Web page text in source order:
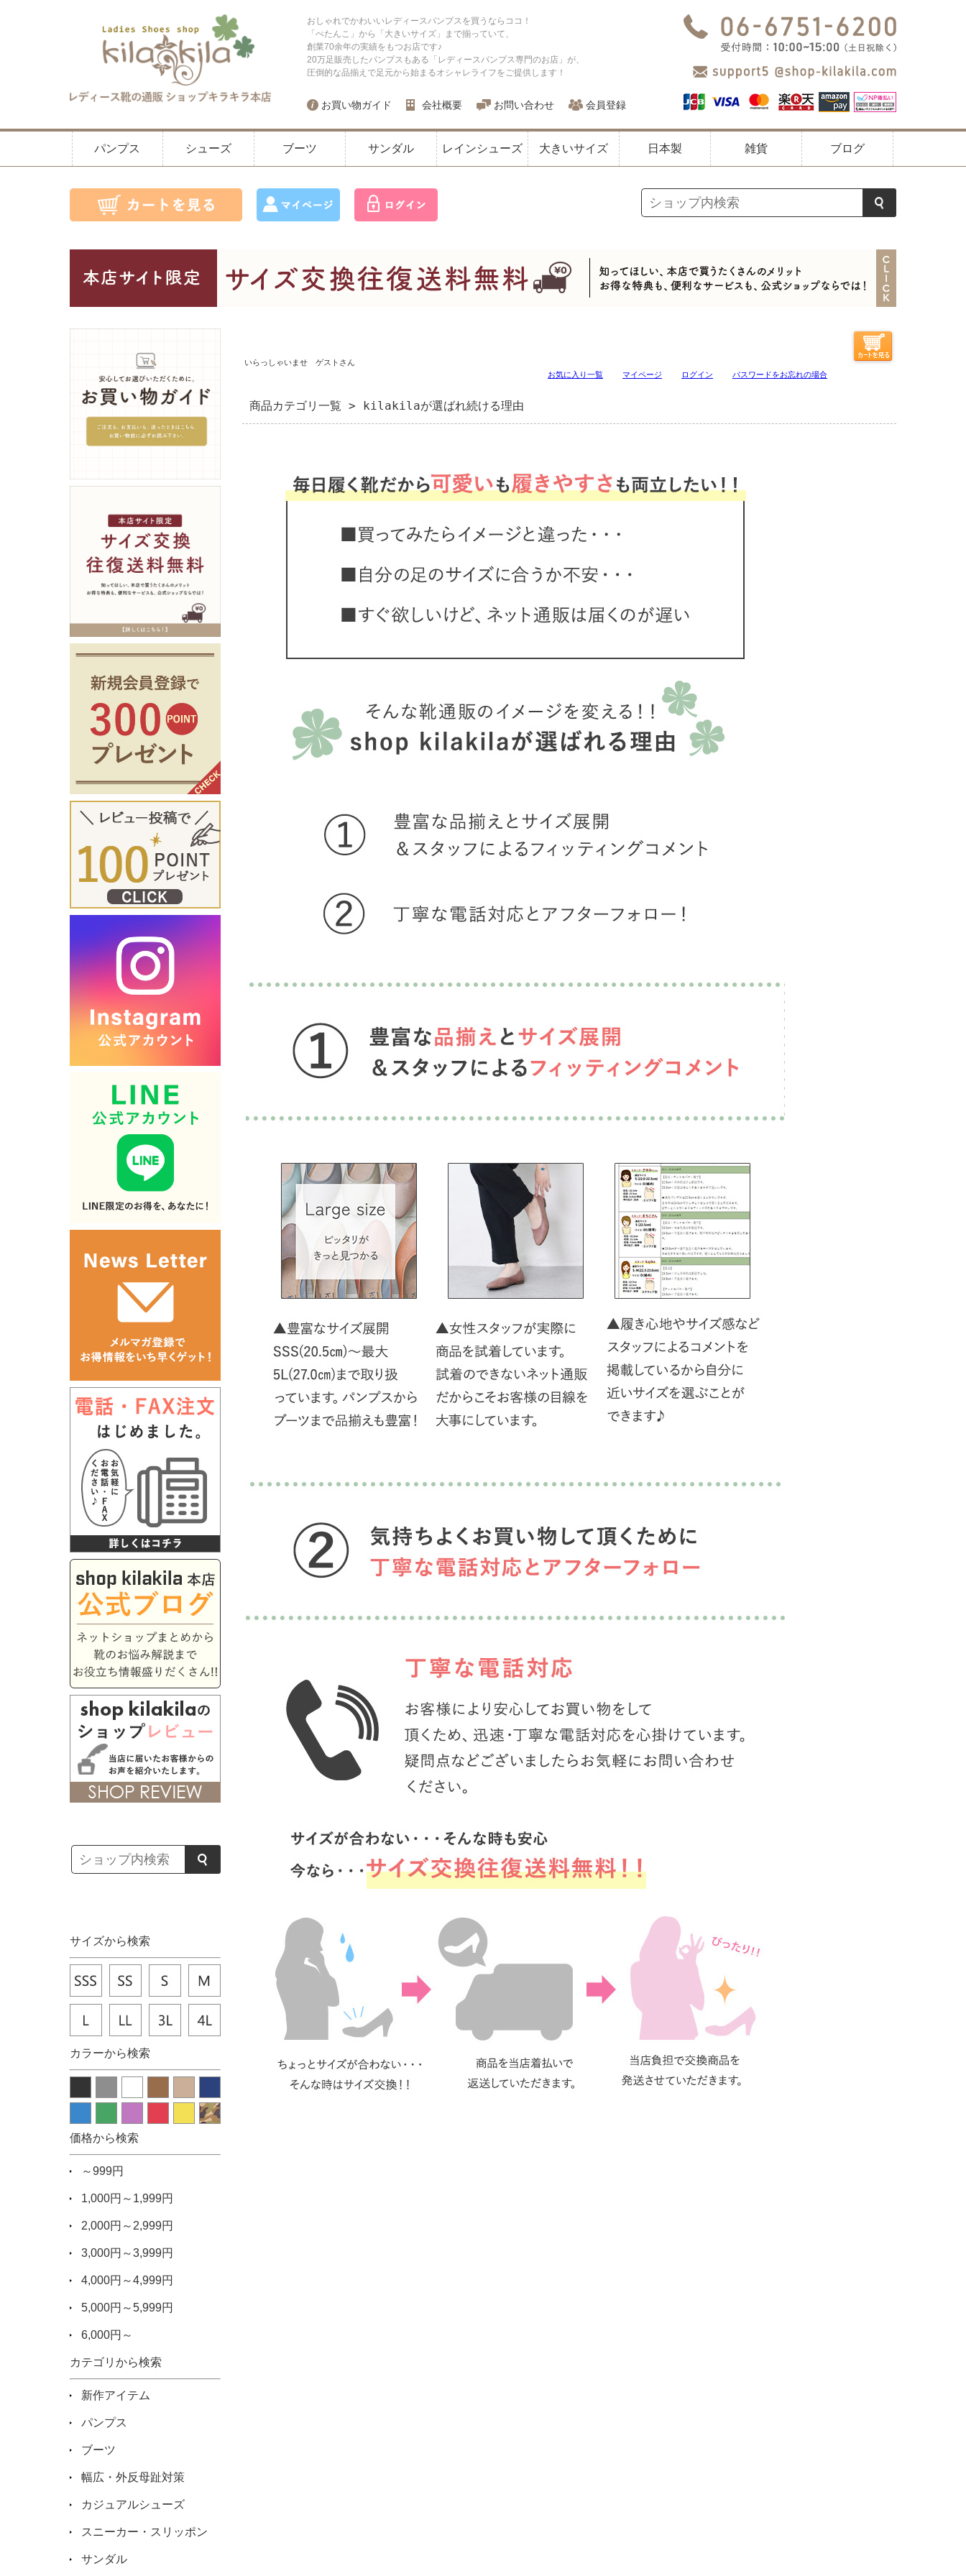
おしゃれでかわいいレディースパンプスを買うならココ！
「ぺたんこ」から「大きいサイズ」まで揃っていて、
創業70余年の実績をもつお店です♪
20万足販売したパンプスもある「レディースパンプス専門のお店」が、
圧倒的な品揃えで足元から始まるオシャレライフをご提供します！
お買い物ガイド 会社概要 お問い合わせ 会員登録
パンプス シューズ ブーツ サンダル レインシューズ 大きいサイズ 日本製 雑貨 ブログ
サイズから検索
カラーから検索
価格から検索
～999円
1,000円～1,999円
2,000円～2,999円
3,000円～3,999円
4,000円～4,999円
5,000円～5,999円
6,000円～
カテゴリから検索
新作アイテム
パンプス
ブーツ
幅広・外反母趾対策
カジュアルシューズ
スニーカー・スリッポン
サンダル
いらっしゃいませ ゲストさん
お気に入り一覧
マイページ ログイン パスワードをお忘れの場合
商品カテゴリ一覧 > kilakilaが選ばれ続ける理由